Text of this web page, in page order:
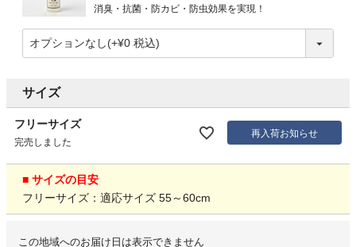
消臭・抗菌・防カビ・防虫効果を実現！
サイズ
フリーサイズ
完売しました
再入荷お知らせ
■ サイズの目安
フリーサイズ：適応サイズ 55～60cm
この地域へのお届け日は表示できません